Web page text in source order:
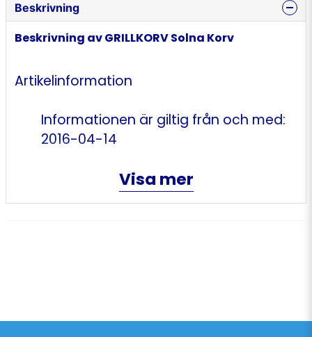
Beskrivning
Beskrivning av GRILLKORV Solna Korv
Artikelinformation
Informationen är giltig från och med:
2016-04-14
Artikelbenämning: Grillkorv
Visa mer